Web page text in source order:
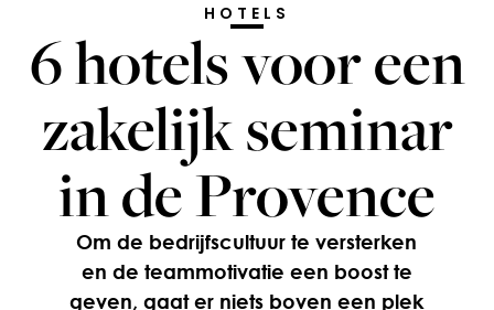
HOTELS
6 hotels voor een
zakelijk seminar
in de Provence
Om de bedrijfscultuur te versterken
en de teammotivatie een boost te
geven, gaat er niets boven een plek